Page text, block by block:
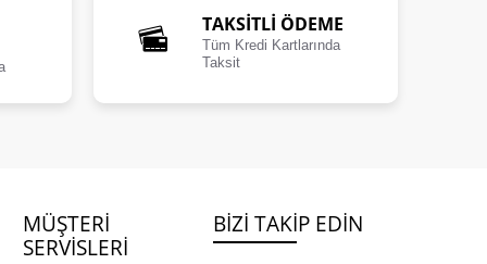
TAKSİTLİ ÖDEME
Tüm Kredi Kartlarında
Taksit
MÜŞTERI
SERVISLERI
BIZI TAKIP EDIN